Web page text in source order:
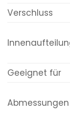
Verschluss
Geeignet für
Abmessungen